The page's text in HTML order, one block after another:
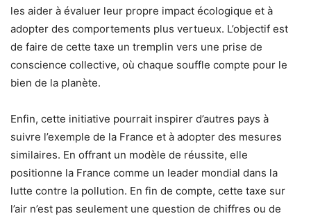
les aider à évaluer leur propre impact écologique et à
adopter des comportements plus vertueux. L’objectif est
de faire de cette taxe un tremplin vers une prise de
conscience collective, où chaque souffle compte pour le
bien de la planète.
Enfin, cette initiative pourrait inspirer d’autres pays à
suivre l’exemple de la France et à adopter des mesures
similaires. En offrant un modèle de réussite, elle
positionne la France comme un leader mondial dans la
lutte contre la pollution. En fin de compte, cette taxe sur
l’air n’est pas seulement une question de chiffres ou de